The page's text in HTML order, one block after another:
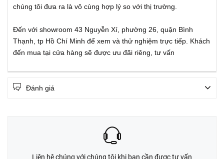
chúng tôi đưa ra là vô cùng hợp lý so với thị trường.
Đến với showroom 43 Nguyễn Xí, phường 26, quận Bình
Thạnh, tp Hồ Chí Minh để xem và thử nghiệm trực tiếp. Khách
đến mua tại cửa hàng sẽ được ưu đãi riêng, tư vấn
Đánh giá
Liên hệ chúng với chúng tôi khi bạn cần được tư vấn